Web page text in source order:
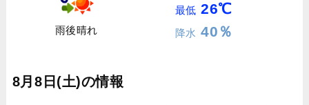
雨後晴れ
最低 26℃
降水 40％
8月8日(土)の情報